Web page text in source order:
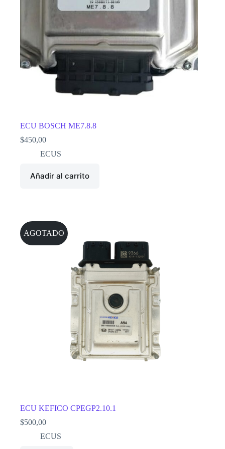
ECU BOSCH ME7.8.8
$450,00
ECUS
Añadir al carrito
AGOTADO
ECU KEFICO CPEGP2.10.1
$500,00
ECUS